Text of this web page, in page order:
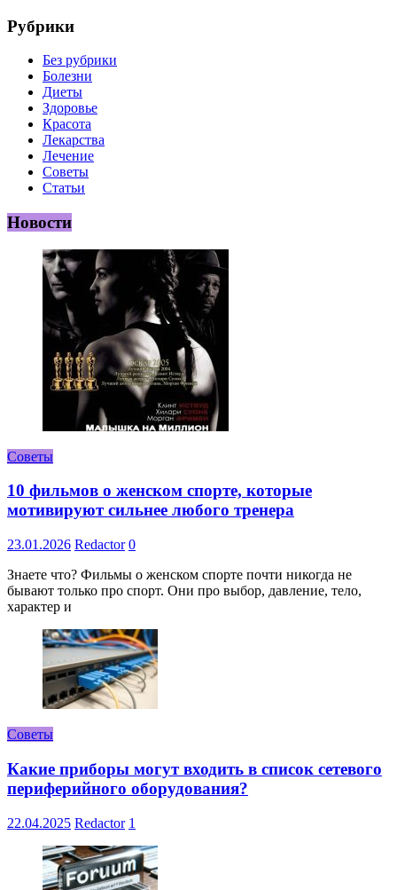
Рубрики
Без рубрики
Болезни
Диеты
Здоровье
Красота
Лекарства
Лечение
Советы
Статьи
Новости
Советы
10 фильмов о женском спорте, которые
мотивируют сильнее любого тренера
23.01.2026 Redactor 0
Знаете что? Фильмы о женском спорте почти никогда не
бывают только про спорт. Они про выбор, давление, тело,
характер и
Советы
Какие приборы могут входить в список сетевого
периферийного оборудования?
22.04.2025 Redactor 1